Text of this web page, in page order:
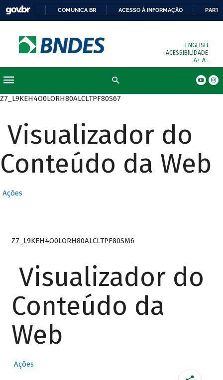
COMUNICA BR ACESSO À INFORMAÇÃO
ENGLISH
ACESSIBILIDADE
A+ A-
Z7_L9KEH4O0LORH80ALCLTPF80S67
Visualizador do
Conteúdo da Web
Ações
Z7_L9KEH4O0LORH80ALCLTPF80SM6
Visualizador do
Conteúdo da
Web
Ações